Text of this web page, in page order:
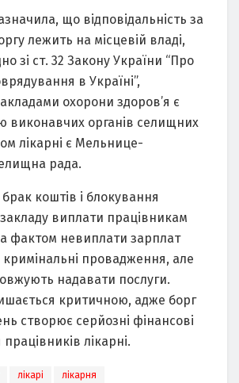
що відповідальність за
лежить на місцевій владі,
зі ст. 32 Закону України “Про
в Україні”,
охорони здоров’я є
виконавчих органів селищних
лікарні є Мельнице-
рада.
коштів і блокування
виплати працівникам
фактом невиплати зарплат
кримінальні провадження, але
надавати послуги.
критичною, адже борг
створює серйозні фінансові
лікарні.
лікарі лікарня